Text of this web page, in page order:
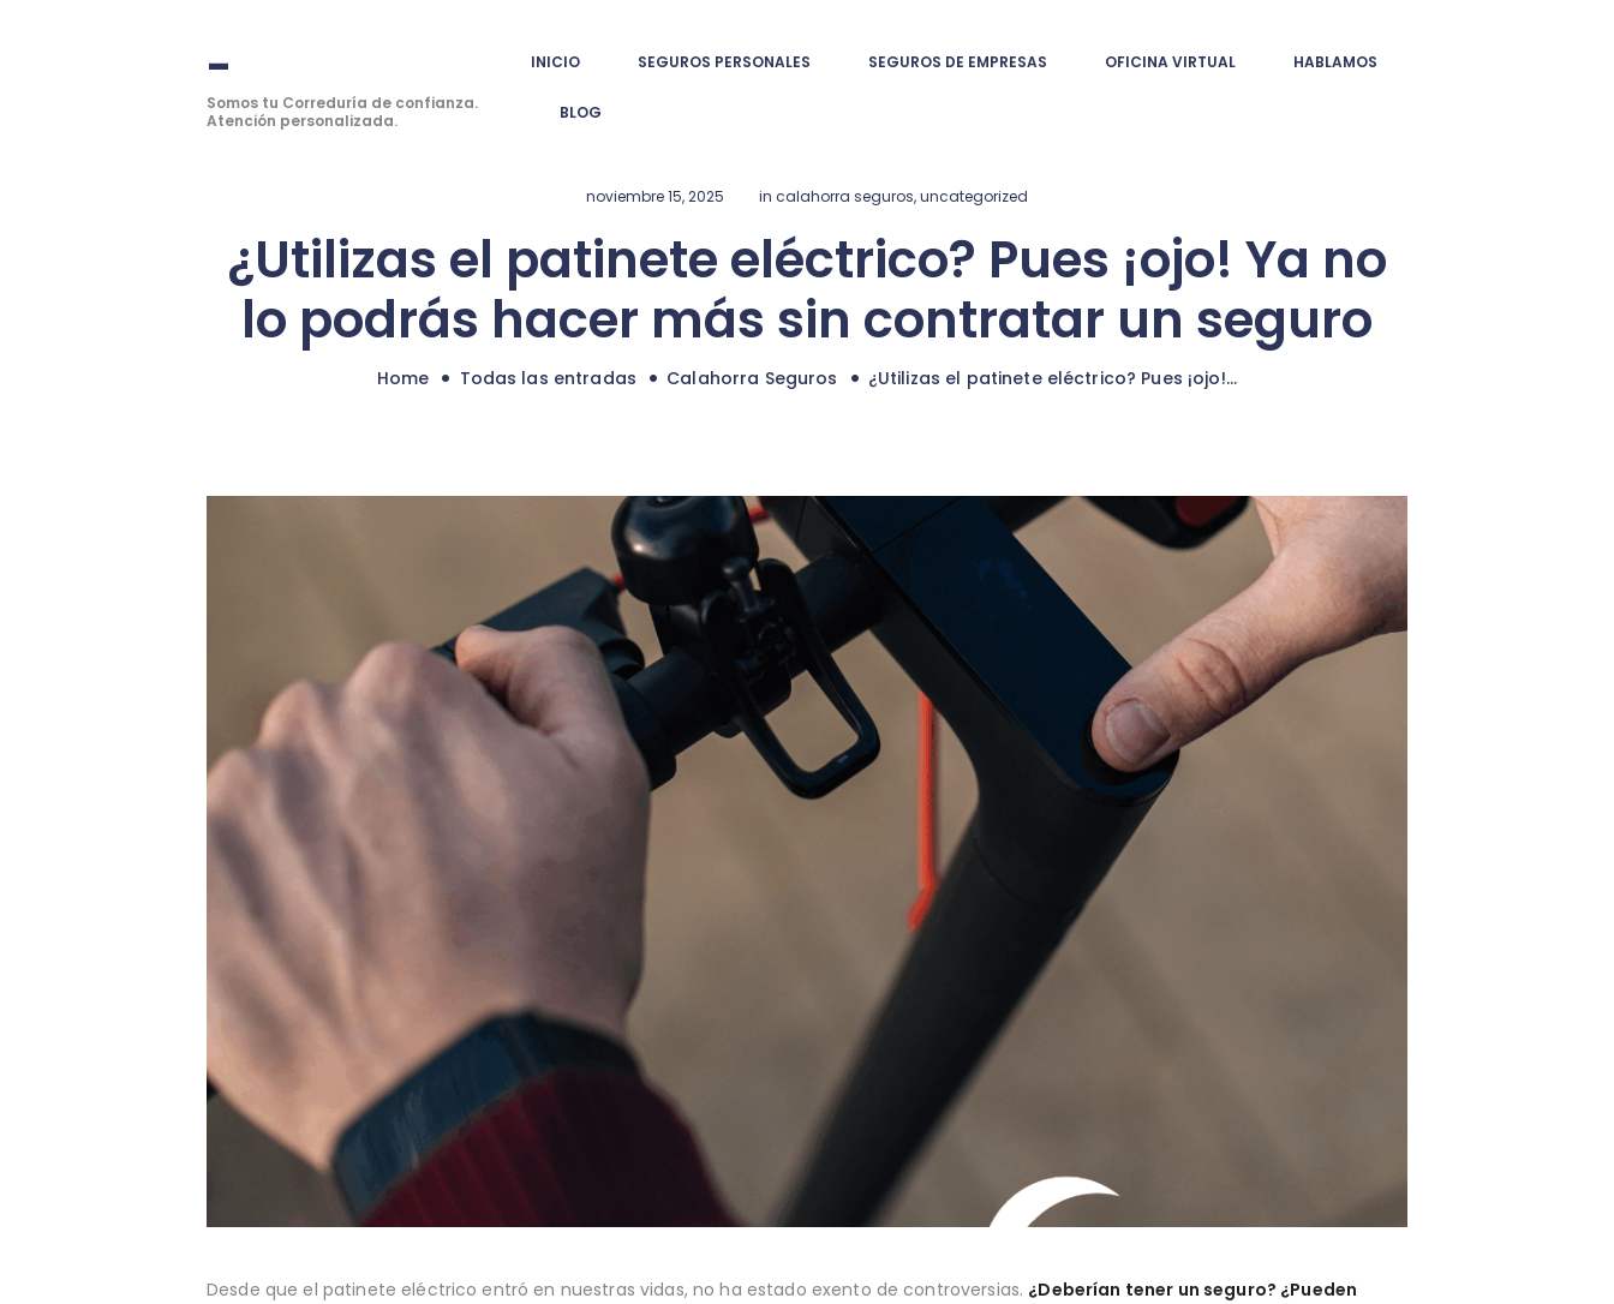
-
Somos tu Correduría de confianza.
Atención personalizada.
INICIO SEGUROS PERSONALES SEGUROS DE EMPRESAS OFICINA VIRTUAL HABLAMOS
BLOG
noviembre 15, 2025 in calahorra seguros,uncategorized
¿Utilizas el patinete eléctrico? Pues ¡ojo! Ya no
lo podrás hacer más sin contratar un seguro
Home Todas las entradas Calahorra Seguros ¿Utilizas el patinete eléctrico? Pues ¡ojo!...
-
Somos tu Correduría de confianza. Atención personalizada.
SEGUROS DE
EMPRESAS
OFICINA VIRTUAL
HABLAMOS
Desde que el patinete eléctrico entró en nuestras vidas, no ha estado exento de controversias. ¿Deberían tener un seguro? ¿Pueden